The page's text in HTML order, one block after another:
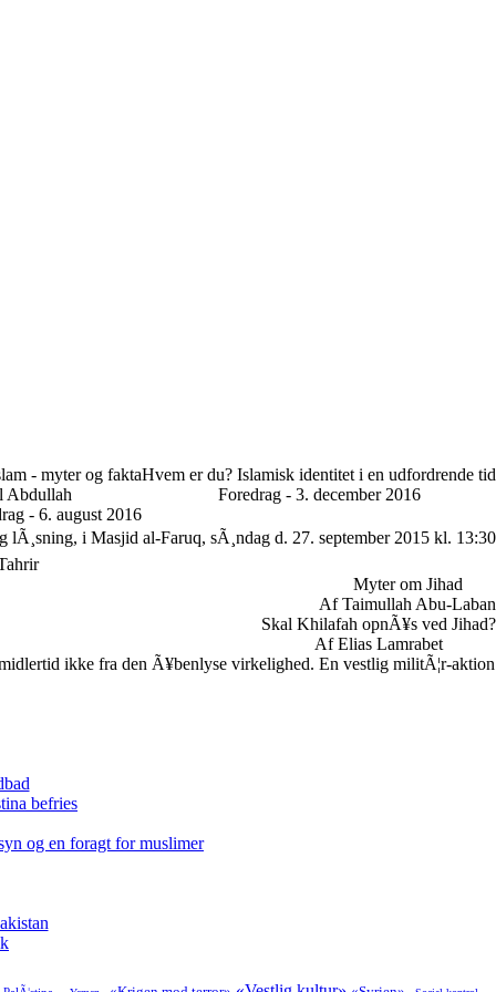
Hvem er du? Islamisk identitet i en udfordrende tid
Foredrag - 3. december 2016
- myter og fakta
Abdullah
- 6. august 2016
lÃ¸sning, i Masjid al-Faruq, sÃ¸ndag d. 27. september 2015 kl. 13:30
Myter om Jihad
Af Taimullah Abu-Laban
Skal Khilafah opnÃ¥s ved Jihad?
Af Elias Lamrabet
ikke fra den Ã¥benlyse virkelighed. En vestlig militÃ¦r-aktion
befries
og en foragt for muslimer